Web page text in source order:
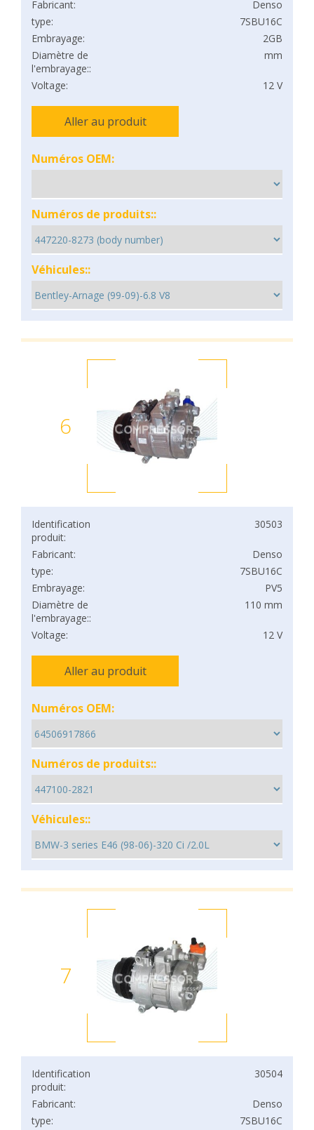
Fabricant:
Denso
type:
7SBU16C
Embrayage:
2GB
Diamètre de
l'embrayage::
mm
Voltage: 12 V
Aller au produit
Numéros OEM:
Numéros de produits::
Véhicules::
6
Identification
produit:
30503
Fabricant:
Denso
type:
7SBU16C
Embrayage:
PV5
Diamètre de
l'embrayage::
110 mm
Voltage: 12 V
Aller au produit
Numéros OEM:
Numéros de produits::
Véhicules::
7
Identification
produit:
30504
Fabricant:
Denso
type:
7SBU16C